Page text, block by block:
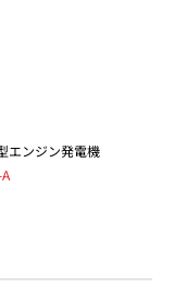
エンジン発電機